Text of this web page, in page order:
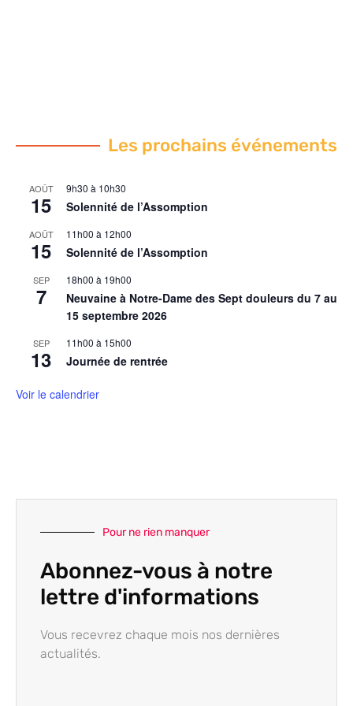
Les prochains événements
AOÛT
15
9h30 à 10h30
Solennité de l’Assomption
AOÛT
15
11h00 à 12h00
Solennité de l’Assomption
SEP
7
18h00 à 19h00
Neuvaine à Notre-Dame des Sept douleurs du 7 au
15 septembre 2026
SEP
13
11h00 à 15h00
Journée de rentrée
Voir le calendrier
Pour ne rien manquer
Abonnez-vous à notre
lettre d'informations
Vous recevrez chaque mois nos dernières
actualités.